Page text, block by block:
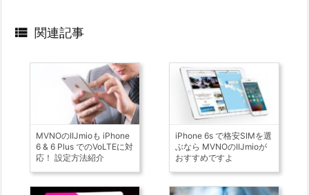
 関連記事
MVNOのIIJmioも iPhone
6 & 6 Plus でのVoLTEに対
応！ 設定方法紹介
iPhone 6s で格安SIMを選
ぶなら MVNOのIIJmioが
おすすめですよ